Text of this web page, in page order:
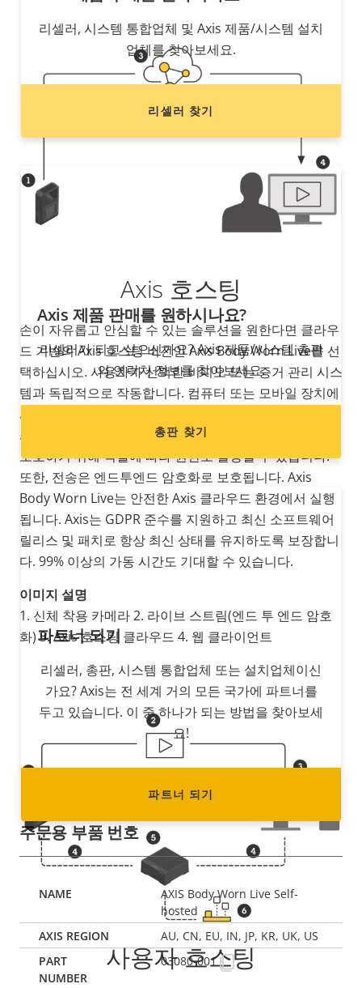
Axis 호스팅
손이 자유롭고 안심할 수 있는 솔루션을 원한다면 클라우
드 기반의 Axis 호스팅 버전인 Axis Body Worn Live를 선
택하십시오. 사용자가 선택한 비디오 또는 증거 관리 시스
템과 독립적으로 작동합니다. 컴퓨터 또는 모바일 장치에
서 스트리밍된 비디오를 볼 수 있으며, 동시에 한 명 이상
의 관찰자에게 스트리밍할 수 있습니다. 데이터 무결성을
보호하기 위해 역할에 따라 권한도 할당할 수 있습니다.
또한, 전송은 엔드투엔드 암호화로 보호됩니다. Axis
Body Worn Live는 안전한 Axis 클라우드 환경에서 실행
됩니다. Axis는 GDPR 준수를 지원하고 최신 소프트웨어
릴리스 및 패치로 항상 최신 상태를 유지하도록 보장합니
다. 99% 이상의 가동 시간도 기대할 수 있습니다.
이미지 설명
1. 신체 착용 카메라 2. 라이브 스트림(엔드 투 엔드 암호
화) 3. Axis 호스팅 클라우드 4. 웹 클라이언트
사용자 호스팅
리셀러, 시스템 통합업체 및 Axis 제품/시스템 설치
업체를 찾아보세요.
리셀러 찾기
Axis 제품 판매를 원하시나요?
리셀러가 되고 싶으신가요? Axis 제품/시스템 총판
의 연락처 정보를 찾아보세요.
총판 찾기
파트너 되기
리셀러, 총판, 시스템 통합업체 또는 설치업체이신
가요? Axis는 전 세계 거의 모든 국가에 파트너를
두고 있습니다. 이 중 하나가 되는 방법을 찾아보세
요!
파트너 되기
주문용 부품 번호
AXIS Body Worn Live Self-
hosted
AU, CN, EU, IN, JP, KR, UK, US
03080-001